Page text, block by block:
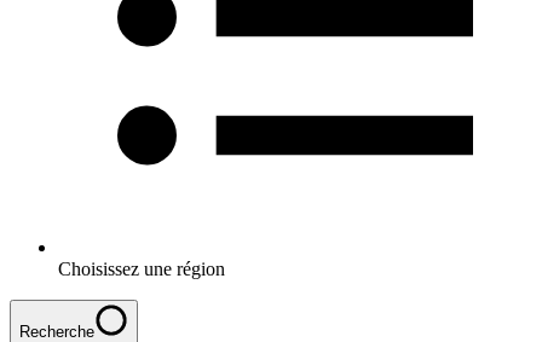
Choisissez une région
Recherche